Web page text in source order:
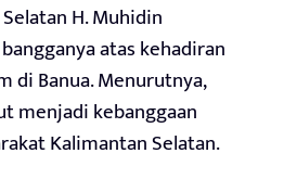
H. Muhidin
atas kehadiran
di Banua. Menurutnya,
menjadi kebanggaan
Kalimantan Selatan.